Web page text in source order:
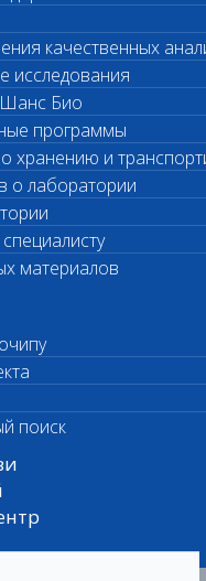
качественных
исследования
Био
программы
хранению и
о лаборатории
материалов
поиск